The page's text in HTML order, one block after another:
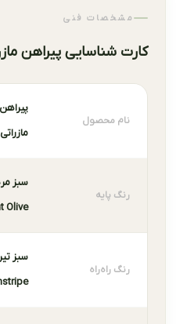
مشخصات فنی
کارت شناسایی پیراهن
نام محصول
رنگ پایه
Olive
رنگ راه‌راه